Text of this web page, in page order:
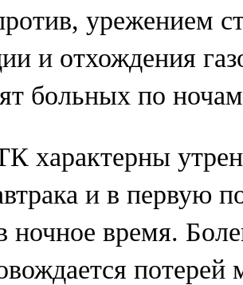
урежением
и отхождения
больных по
характерны
и в первую
ночное время.
потерей